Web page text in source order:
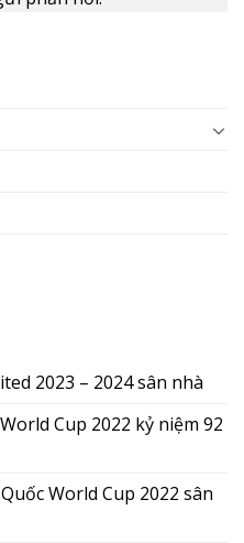
2023 – 2024 sân nhà
Cup 2022 kỷ niệm 92
World Cup 2022 sân